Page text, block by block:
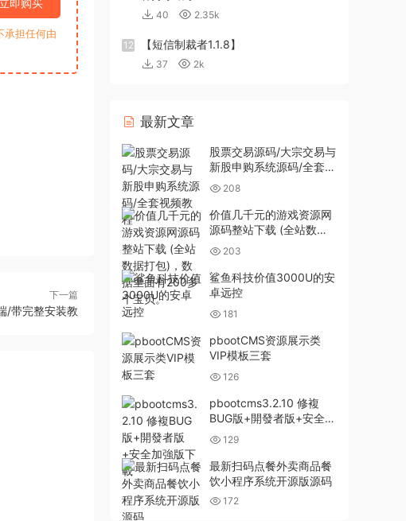
立即购买
承担任何由
下一篇
/带完整安装教
40 2.35k
12 【短信制裁者1.1.8】
37 2k
最新文章
股票交易源码/大宗交易与
新股申购系统源码/全套视
频教程
208
价值几千元的游戏资源网
源码整站下载 (全站数据
打包)，数据里面有200多
个宝贝。
203
鲨鱼科技价值3000U的安
卓远控
181
pbootCMS资源展示类
VIP模板三套
126
pbootcms3.2.10 修複
BUG版+開發者版+安全加
強版下載
129
最新扫码点餐外卖商品餐
饮小程序系统开源版源码
172